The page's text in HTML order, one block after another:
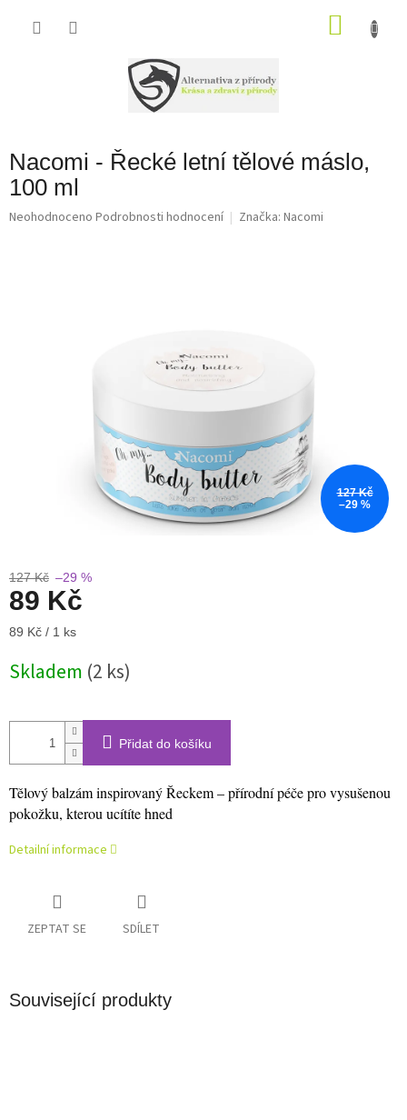
Nacomi - Řecké letní tělové máslo,
100 ml
Průměrné
Neohodnoceno Podrobnosti hodnocení Značka: Nacomi
127 Kč
–29 %
127 Kč –29 %
89 Kč
Měrná
89 Kč / 1 ks
Skladem (2 ks)
Přidat do košíku
Tělový balzám inspirovaný Řeckem – přírodní péče pro vysušenou
pokožku, kterou ucítíte hned
Detailní informace
ZEPTAT SE SDÍLET
Související produkty